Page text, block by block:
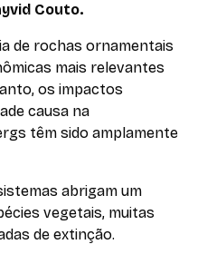
Couto.
de rochas ornamentais
mais relevantes
os impactos
causa na
têm sido amplamente
abrigam um
vegetais, muitas
de extinção.